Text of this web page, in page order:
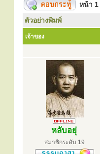
หน้า 1
ตัวอย่างพิมพ์
เจ้าของ
หลับอยุ่
สมาชิกระดับ 19